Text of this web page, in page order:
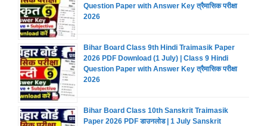
Question Paper with Answer Key त्रैमासिक परीक्षा
2026
Bihar Board Class 9th Hindi Traimasik Paper
2026 PDF Download (1 July) | Class 9 Hindi
Question Paper with Answer Key त्रैमासिक परीक्षा
2026
Bihar Board Class 10th Sanskrit Traimasik
Paper 2026 PDF डाउनलोड | 1 July Sanskrit